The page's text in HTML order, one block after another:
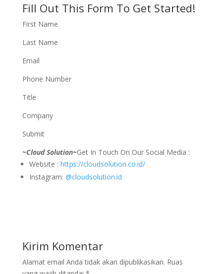
Fill Out This Form To Get Started!
First Name
Last Name
Email
Phone Number
Title
Company
Submit
~Cloud Solution~Get In Touch On Our Social Media :
Website : https://cloudsolution.co.id/
Instagram: @cloudsolution.id
Kirim Komentar
Alamat email Anda tidak akan dipublikasikan. Ruas